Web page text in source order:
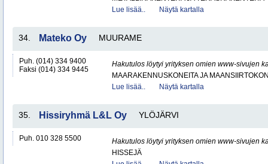
Lue lisää..
Näytä kartalla
34. Mateko Oy MUURAME
Puh. (014) 334 9400
Faksi (014) 334 9445
Hakutulos löytyi yrityksen omien www-sivujen
MAARAKENNUSKONEITA JA
Lue lisää..
Näytä kartalla
35. Hissiryhmä L&L Oy YLÖJÄRVI
Puh. 010 328 5500
Hakutulos löytyi yrityksen omien www-sivujen
HISSEJÄ